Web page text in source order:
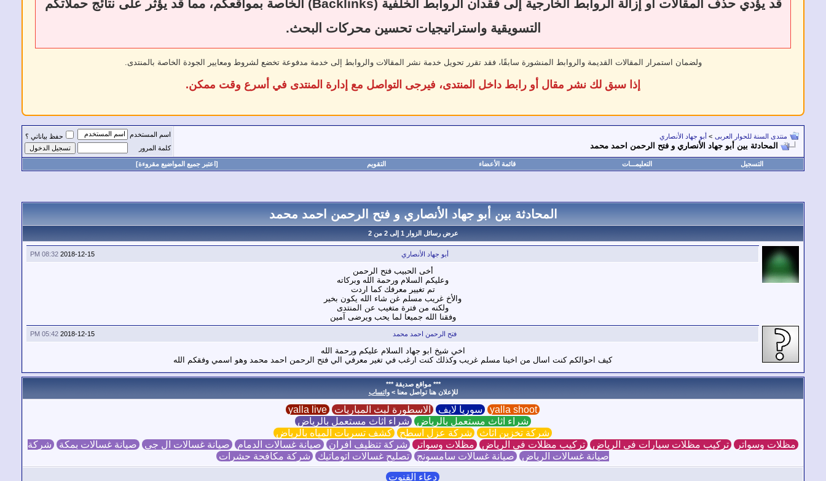
قد يؤدي حذف المقالات أو إزالة الروابط الخارجية إلى فقدان الروابط الخلفية (Backlinks) الخاصة بمواقعكم، مما قد يؤثر على نتائج حملاتكم
التسويقية واستراتيجيات تحسين محركات البحث.
ولضمان استمرار المقالات القديمة والروابط المنشورة سابقًا، فقد تقرر تحويل خدمة نشر المقالات والروابط إلى خدمة مدفوعة تخضع لشروط ومعايير الجودة الخاصة بالمنتدى.
إذا سبق لك نشر مقال أو رابط داخل المنتدى، فيرجى التواصل مع إدارة المنتدى في أسرع وقت ممكن.
منتدى السنة للحوار العربى > أبو جهاد الأنصاري
المحادثة بين أبو جهاد الأنصاري و فتح الرحمن احمد محمد
اسم المستخدم
حفظ بياناتي ؟
كلمة المرور
التسجيل التعليمـــات قائمة الأعضاء التقويم [اعتبر جميع المواضيع مقروءة]
المحادثة بين أبو جهاد الأنصاري و فتح الرحمن احمد محمد
عرض رسائل الزوار 1 إلى 2 من2
2018-12-15
08:32 PM أبو جهاد الأنصاري
أخى الحبيب فتح الرحمن
وعليكم السلام ورحمة الله وبركاته
تم تغيير معرفك كما اردت
والأخ غريب مسلم غن شاء الله يكون بخير
ولكنه من فترة متغيب عن المنتدى
وفقنا الله جميعا لما يحب ويرضى آمين
2018-12-15
05:42 PM فتح الرحمن احمد محمد
اخي شيخ ابو جهاد السلام عليكم ورحمة الله
كيف احوالكم كنت اسال من اخينا مسلم غريب وكذلك كنت ارغب في تغير معرفي الي فتح الرحمن احمد محمد وهو اسمي وفقكم الله
*** مواقع صديقة ***
للإعلان هنا تواصل معنا >واتساب
yalla shoot سوريا لايف الاسطورة لبث المباريات yalla live
شراء اثاث مستعمل بالرياض شراء اثاث مستعمل بالرياض
شركة تخزين اثاث شركة عزل اسطح كشف تسربات المياه بالرياض
مظلات وسواتر تركيب مظلات سيارات في الرياض تركيب مظلات في الرياض مظلات وسواتر شركة تنظيف افران صيانة غسالات الدمام صيانة غسالات ال جي صيانة غسالات بمكة شركة
صيانة غسالات الرياض صيانة غسالات سامسونج تصليح غسالات اتوماتيك شركة مكافحة حشرات
دعاء القنوت